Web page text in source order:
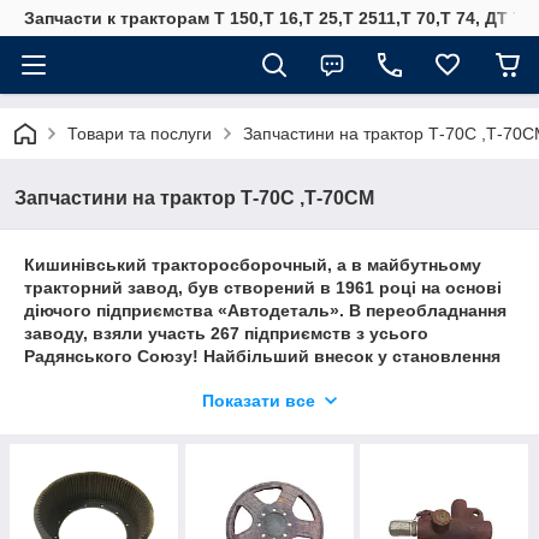
Запчасти к тракторам Т 150,Т 16,Т 25,Т 2511,Т 70,Т 74, ДТ
Товари та послуги Запчастини на трактор Т-70С ,Т-
Запчастини на трактор Т-70С ,Т-70СМ
Кишинівський тракторосборочный, а в майбутньому
тракторний завод, був створений в 1961 році на основі
діючого підприємства «Автодеталь». В переобладнання
заводу, взяли участь 267 підприємств з усього
Радянського Союзу! Найбільший внесок у становлення
Алтайський, Харківський і Мінський заводи, крім
конструктори. У 1962 році побачив світло перший
молдавський Т-50В, а через три роки кількість тракторів
цієї моделі зійшли з конвеєра КТЗ досягла 10 тис. В 1967
Показати все